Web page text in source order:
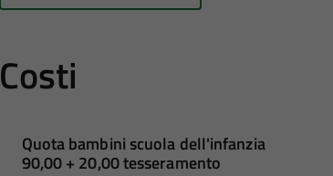
Costi
Quota bambini scuola dell'infanzia
90,00 + 20,00 tesseramento